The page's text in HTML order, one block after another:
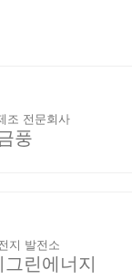
조 전문회사
풍
지 발전소
린에너지